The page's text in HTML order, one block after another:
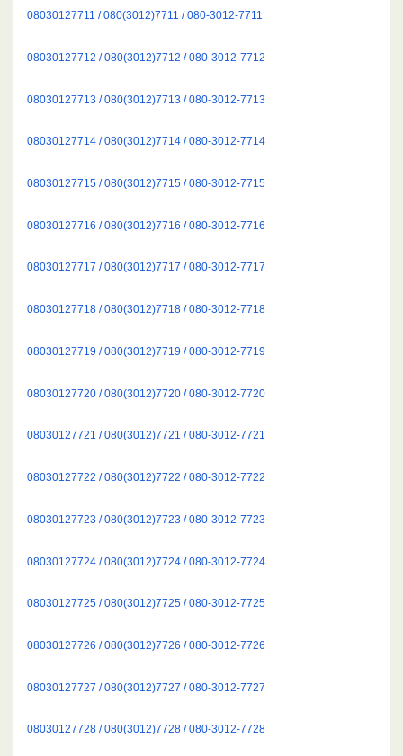
08030127711 / 080(3012)7711 / 080-3012-7711
08030127712 / 080(3012)7712 / 080-3012-7712
08030127713 / 080(3012)7713 / 080-3012-7713
08030127714 / 080(3012)7714 / 080-3012-7714
08030127715 / 080(3012)7715 / 080-3012-7715
08030127716 / 080(3012)7716 / 080-3012-7716
08030127717 / 080(3012)7717 / 080-3012-7717
08030127718 / 080(3012)7718 / 080-3012-7718
08030127719 / 080(3012)7719 / 080-3012-7719
08030127720 / 080(3012)7720 / 080-3012-7720
08030127721 / 080(3012)7721 / 080-3012-7721
08030127722 / 080(3012)7722 / 080-3012-7722
08030127723 / 080(3012)7723 / 080-3012-7723
08030127724 / 080(3012)7724 / 080-3012-7724
08030127725 / 080(3012)7725 / 080-3012-7725
08030127726 / 080(3012)7726 / 080-3012-7726
08030127727 / 080(3012)7727 / 080-3012-7727
08030127728 / 080(3012)7728 / 080-3012-7728